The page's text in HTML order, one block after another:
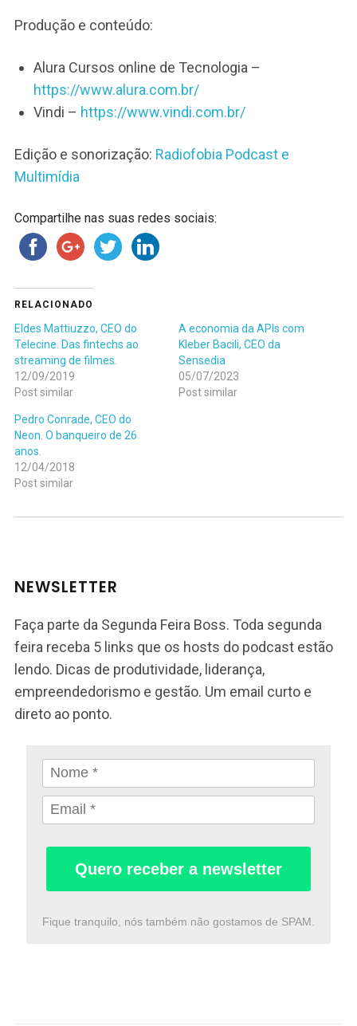
Produção e conteúdo:
Alura Cursos online de Tecnologia –
https://www.alura.com.br/
Vindi – https://www.vindi.com.br/
Edição e sonorização: Radiofobia Podcast e
Multimídia
Compartilhe nas suas redes sociais:
RELACIONADO
Eldes Mattiuzzo, CEO do
Telecine. Das fintechs ao
streaming de filmes.
12/09/2019
Post similar
A economia da APIs com
Kleber Bacili, CEO da
Sensedia
05/07/2023
Post similar
Pedro Conrade, CEO do
Neon. O banqueiro de 26
anos.
12/04/2018
Post similar
NEWSLETTER
Faça parte da Segunda Feira Boss. Toda segunda
feira receba 5 links que os hosts do podcast estão
lendo. Dicas de produtividade, liderança,
empreendedorismo e gestão. Um email curto e
direto ao ponto.
Quero receber a newsletter
Fique tranquilo, nós também não gostamos de SPAM.